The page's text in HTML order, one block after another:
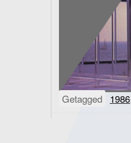
Getagged 1986